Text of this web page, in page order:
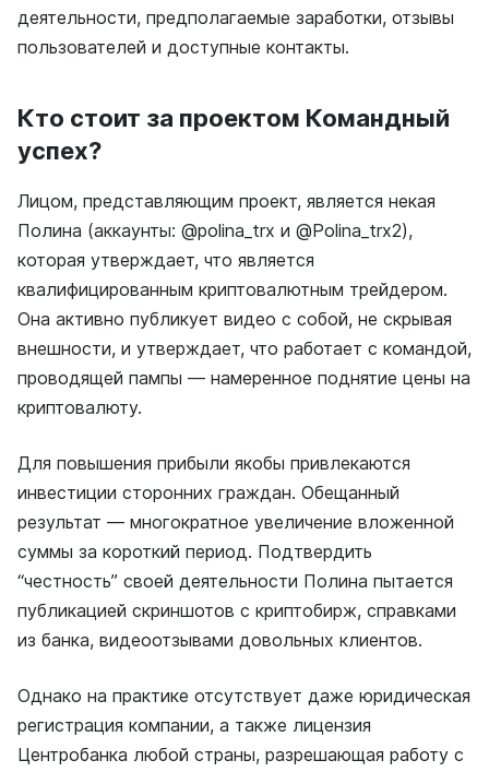
деятельности, предполагаемые заработки, отзывы
пользователей и доступные контакты.
Кто стоит за проектом Командный
успех?
Лицом, представляющим проект, является некая
Полина (аккаунты: @polina_trx и @Polina_trx2),
которая утверждает, что является
квалифицированным криптовалютным трейдером.
Она активно публикует видео с собой, не скрывая
внешности, и утверждает, что работает с командой,
проводящей пампы — намеренное поднятие цены на
криптовалюту.
Для повышения прибыли якобы привлекаются
инвестиции сторонних граждан. Обещанный
результат — многократное увеличение вложенной
суммы за короткий период. Подтвердить
“честность” своей деятельности Полина пытается
публикацией скриншотов с криптобирж, справками
из банка, видеоотзывами довольных клиентов.
Однако на практике отсутствует даже юридическая
регистрация компании, а также лицензия
Центробанка любой страны, разрешающая работу с